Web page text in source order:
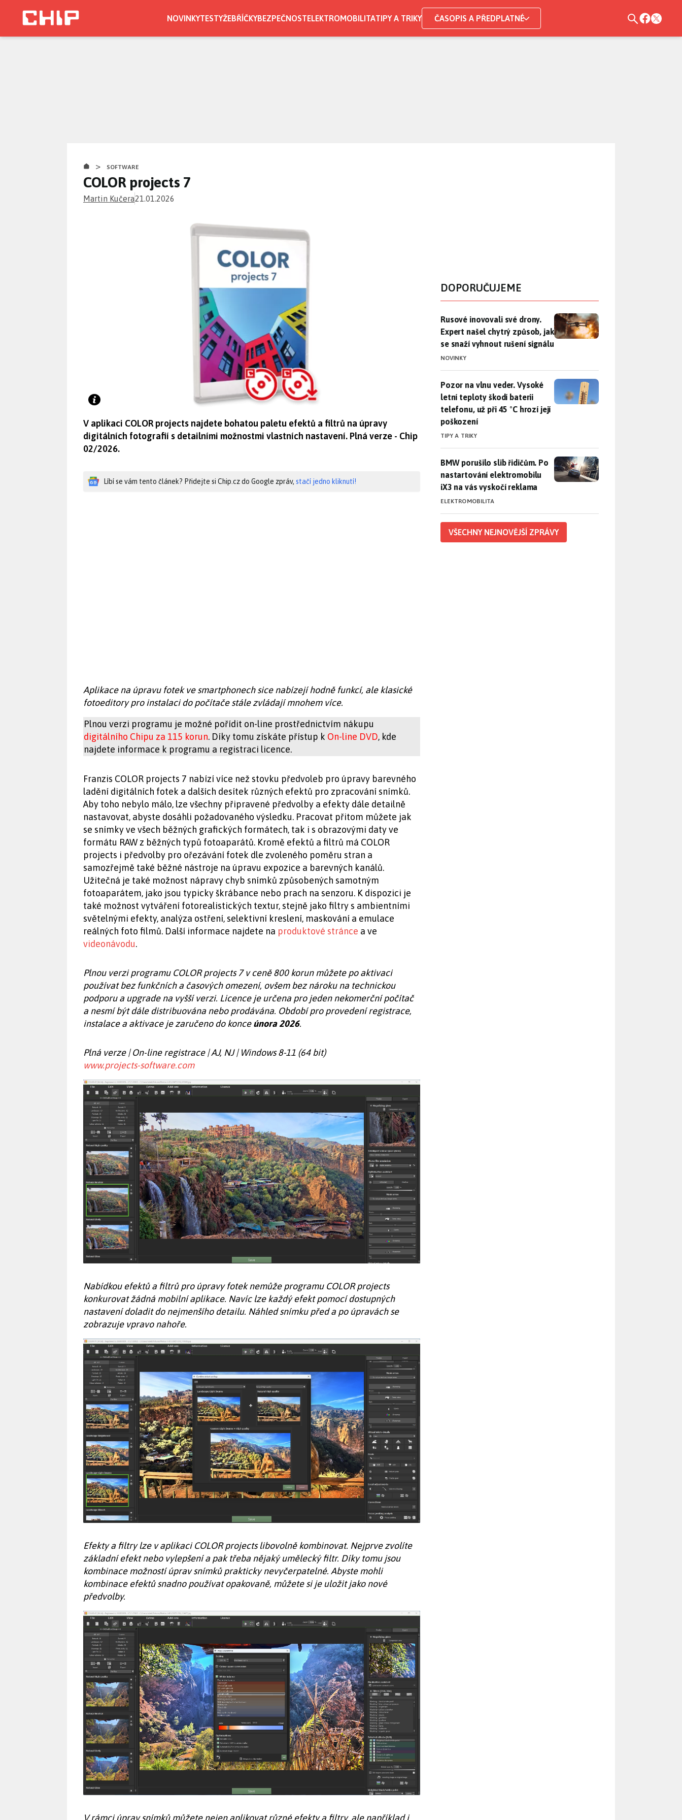
NOVINKYTESTYŽEBŘÍČKYBEZPEČNOSTELEKTROMOBILITATIPY A TRIKY ČASOPIS A PŘEDPLATNÉ
> SOFTWARE
COLOR projects 7
Martin Kučera21.01.2026
V aplikaci COLOR projects najdete bohatou paletu efektů a filtrů na úpravy
digitálních fotografií s detailními možnostmi vlastních nastavení. Plná verze - Chip
02/2026.
Líbí se vám tento článek? Přidejte si Chip.cz do Google zpráv, stačí jedno kliknutí!
Aplikace na úpravu fotek ve smartphonech sice nabízejí hodně funkcí, ale klasické
fotoeditory pro instalaci do počítače stále zvládají mnohem více.
Plnou verzi programu je možné pořídit on-line prostřednictvím nákupu
digitálního Chipu za 115 korun. Díky tomu získáte přístup k On-line DVD, kde
najdete informace k programu a registraci licence.
Franzis COLOR projects 7 nabízí více než stovku předvoleb pro úpravy barevného
ladění digitálních fotek a dalších desítek různých efektů pro zpracování snímků.
Aby toho nebylo málo, lze všechny připravené předvolby a efekty dále detailně
nastavovat, abyste dosáhli požadovaného výsledku. Pracovat přitom můžete jak
se snímky ve všech běžných grafických formátech, tak i s obrazovými daty ve
formátu RAW z běžných typů fotoaparátů. Kromě efektů a filtrů má COLOR
projects i předvolby pro ořezávání fotek dle zvoleného poměru stran a
samozřejmě také běžné nástroje na úpravu expozice a barevných kanálů.
Užitečná je také možnost nápravy chyb snímků způsobených samotným
fotoaparátem, jako jsou typicky škrábance nebo prach na senzoru. K dispozici je
také možnost vytváření fotorealistických textur, stejně jako filtry s ambientními
světelnými efekty, analýza ostření, selektivní kreslení, maskování a emulace
reálných foto filmů. Další informace najdete na produktové stránce a ve
videonávodu.
Plnou verzi programu COLOR projects 7 v ceně 800 korun můžete po aktivaci
používat bez funkčních a časových omezení, ovšem bez nároku na technickou
podporu a upgrade na vyšší verzi. Licence je určena pro jeden nekomerční počítač
a nesmí být dále distribuována nebo prodávána. Období pro provedení registrace,
instalace a aktivace je zaručeno do konceúnora 2026.
Plná verze | On-line registrace | AJ, NJ | Windows 8-11 (64 bit)
www.projects-software.com
Nabídkou efektů a filtrů pro úpravy fotek nemůže programu COLOR projects
konkurovat žádná mobilní aplikace. Navíc lze každý efekt pomocí dostupných
nastavení doladit do nejmenšího detailu. Náhled snímku před a po úpravách se
zobrazuje vpravo nahoře.
Efekty a filtry lze v aplikaci COLOR projects libovolně kombinovat. Nejprve zvolíte
základní efekt nebo vylepšení a pak třeba nějaký umělecký filtr. Díky tomu jsou
kombinace možností úprav snímků prakticky nevyčerpatelné. Abyste mohli
kombinace efektů snadno používat opakovaně, můžete si je uložit jako nové
předvolby.
V rámci úprav snímků můžete nejen aplikovat různé efekty a filtry, ale například i
DOPORUČUJEME
Rusové inovovali své drony. Expert našel chytrý způsob, jak se
Rusové inovovali své drony.
Expert našel chytrý způsob, jak
se snaží vyhnout rušení signálu
NOVINKY
Pozor na vlnu veder. Vysoké letní teploty škodí baterii telefonu,
Pozor na vlnu veder. Vysoké
letní teploty škodí baterii
telefonu, už při 45 °C hrozí její
poškození
TIPY A TRIKY
BMW porušilo slib řidičům. Po nastartování elektromobilu iX3 na
BMW porušilo slib řidičům. Po
nastartování elektromobilu
iX3 na vás vyskočí reklama
ELEKTROMOBILITA
VŠECHNY NEJNOVĚJŠÍ ZPRÁVY